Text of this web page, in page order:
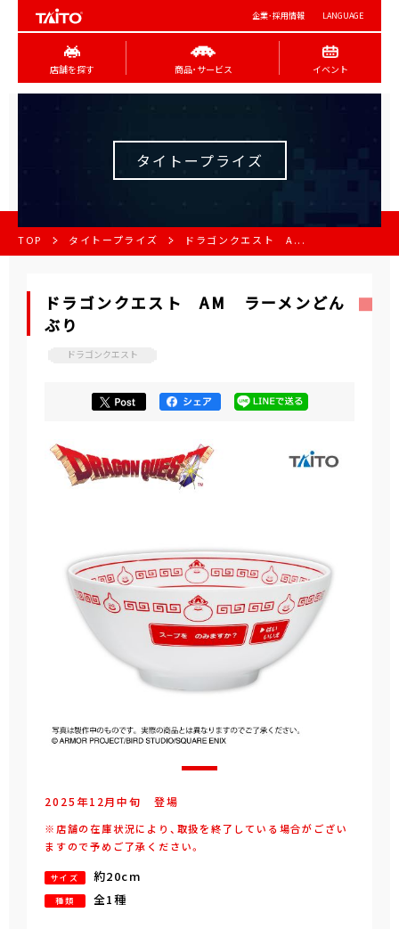
企業･採用情報 LANGUAGE
店舗を探す 商品･サービス イベント
タイトープライズ
TOP タイトープライズ ドラゴンクエスト A...
ドラゴンクエスト AM ラーメンどん
ぶり
ドラゴンクエスト
2025年12月中旬 登場
※店舗の在庫状況により、取扱を終了している場合がござい
ますので予めご了承ください。
サイズ 約20cm
種類 全1種